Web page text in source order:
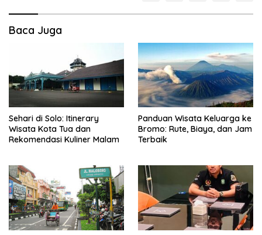
Baca Juga
Sehari di Solo: Itinerary
Wisata Kota Tua dan
Rekomendasi Kuliner Malam
Panduan Wisata Keluarga ke
Bromo: Rute, Biaya, dan Jam
Terbaik